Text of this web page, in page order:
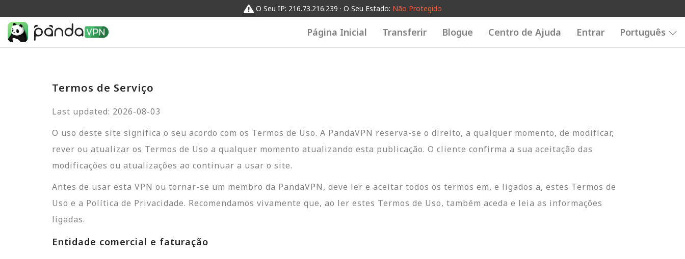
O Seu IP: 216.73.216.239 · O Seu Estado: Não Protegido
Página Inicial Transferir Blogue Centro de Ajuda Entrar Português
Termos de Serviço
Last updated: 2026-08-03
O uso deste site significa o seu acordo com os Termos de Uso. A PandaVPN reserva-se o direito, a qualquer momento, de modificar,
rever ou atualizar os Termos de Uso a qualquer momento atualizando esta publicação. O cliente confirma a sua aceitação das
modificações ou atualizações ao continuar a usar o site.
Antes de usar esta VPN ou tornar-se um membro da PandaVPN, deve ler e aceitar todos os termos em, e ligados a, estes Termos de
Uso e a Política de Privacidade. Recomendamos vivamente que, ao ler estes Termos de Uso, também aceda e leia as informações
ligadas.
Entidade comercial e faturação